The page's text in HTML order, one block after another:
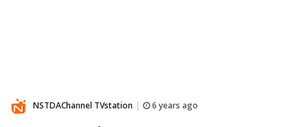
NSTDAChannel TVstation 6 years ago